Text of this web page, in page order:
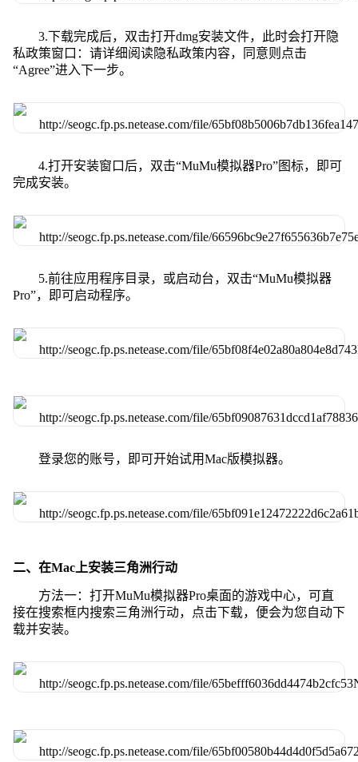
3.下载完成后，双击打开dmg安装文件，此时会打开隐
私政策窗口：请详细阅读隐私政策内容，同意则点击
“Agree”进入下一步。
4.打开安装窗口后，双击“MuMu模拟器Pro”图标，即可
完成安装。
5.前往应用程序目录，或启动台，双击“MuMu模拟器
Pro”，即可启动程序。
登录您的账号，即可开始试用Mac版模拟器。
二、在Mac上安装三角洲行动
方法一：打开MuMu模拟器Pro桌面的游戏中心，可直
接在搜索框内搜索三角洲行动，点击下载，便会为您自动下
载并安装。